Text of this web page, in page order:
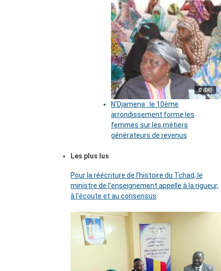
© (DR)
N’Djamena : le 10ème
arrondissement forme les
femmes sur les métiers
générateurs de revenus
Les plus lus
Pour la réécriture de l’histoire du Tchad, le
ministre de l’enseignement appelle à la rigueur,
à l’écoute et au consensus